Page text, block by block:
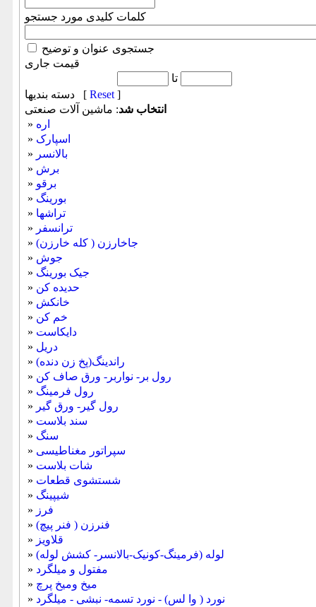
کلمات کلیدی مورد جستجو
جستجوی عنوان و توضیح
قیمت جاری
دسته بندیها [ Reset ]
انتخاب شد: ماشين آلات صنعتی
» اره
» اسپارک
» بالانسر
» برش
» برقو
» بورینگ
» تراشها
» ترانسفر
» جاخارزن ( کله خارزن)
» جوش
» جیک بورینگ
» حدیده كن
» خانكش
» خم كن
» دایکاست
» دريل
» راندینگ(پخ زن دنده)
» رول بر- نواربر- ورق صاف کن
» رول فرمینگ
» رول گیر- ورق گیر
» سند بلاست
» سنگ
» سپراتور مغناطیسی
» شات بلاست
» شستشوی قطعات
» شیپینگ
» فرز
» فنرزن ( فنر پیچ)
» قلاویز
» لوله (فرمینگ-کونیک-بالانسر- کشش لوله)
» مفتول و میلگرد
» میخ ومیخ پرچ
» نورد ( وا لس) - نورد تسمه- نبشی - میلگرد